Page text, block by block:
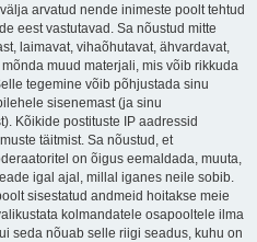
arvatud nende inimeste poolt tehtud
eest vastutavad. Sa nõustud mitte
laimavat, vihaõhutavat, ähvardavat,
muud materjali, mis võib rikkuda
tegemine võib põhjustada sinu
sisenemast (ja sinu
Kõikide postituste IP aadressid
täitmist. Sa nõustud, et
on õigus eemaldada, muuta,
igal ajal, millal iganes neile sobib.
sisestatud andmeid hoitakse meie
kolmandatele osapooltele ilma
seda nõuab selle riigi seadus, kuhu on